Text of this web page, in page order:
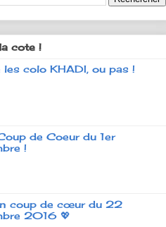
cote !
les colo KHADI, ou pas !
de Coeur du 1er
!
coup de cœur du 22
2016 💖